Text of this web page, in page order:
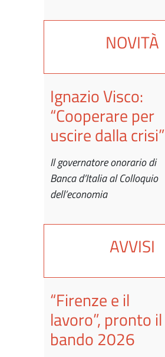
NOVITÀ
Ignazio Visco:
“Cooperare per
uscire dalla crisi”
Il governatore onorario di
Banca d’Italia al Colloquio
dell’economia
AVVISI
“Firenze e il
lavoro”, pronto il
bando 2026